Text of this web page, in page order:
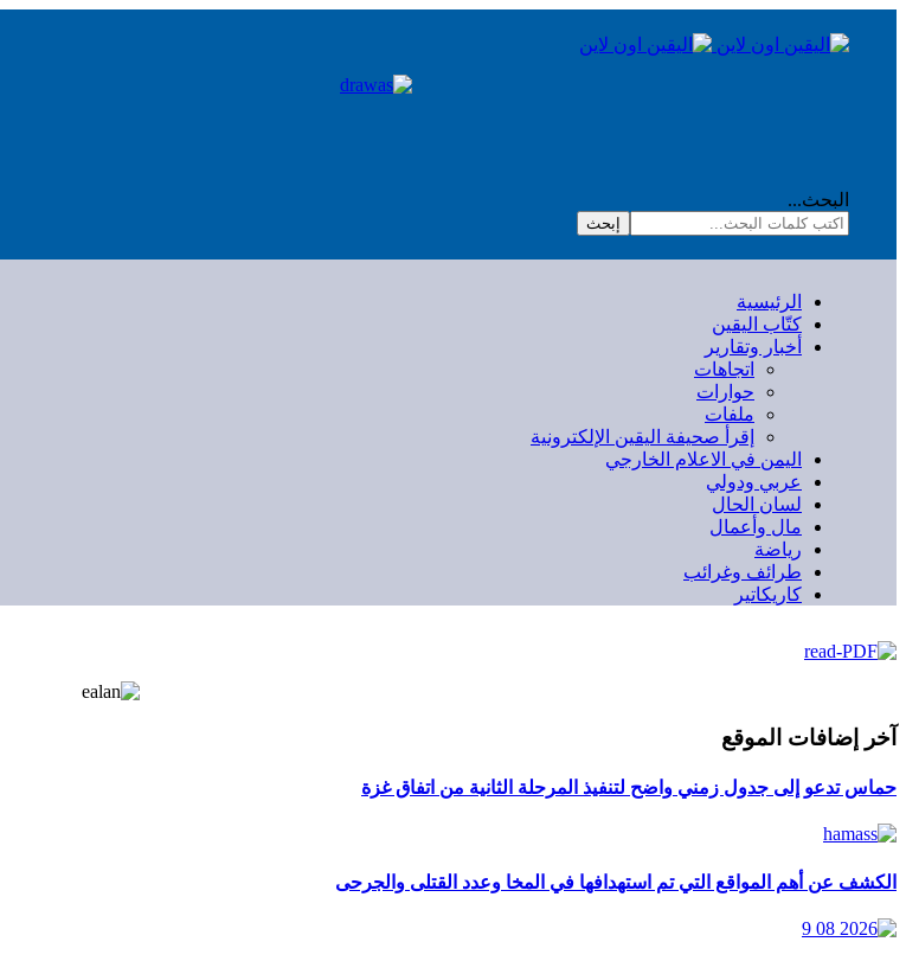
البحث...
إبحث
الرئيسية
كتّاب اليقين
أخبار وتقارير
اتجاهات
حوارات
ملفات
إقرأ صحيفة اليقين الإلكترونية
اليمن في الاعلام الخارجي
عربي ودولي
لسان الحال
مال وأعمال
رياضة
طرائف وغرائب
كاريكاتير
آخر إضافات الموقع
حماس تدعو إلى جدول زمني واضح لتنفيذ المرحلة الثانية من اتفاق غزة
الكشف عن أهم المواقع التي تم استهدافها في المخا وعدد القتلى والجرحى